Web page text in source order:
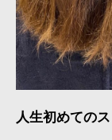
人生初めての